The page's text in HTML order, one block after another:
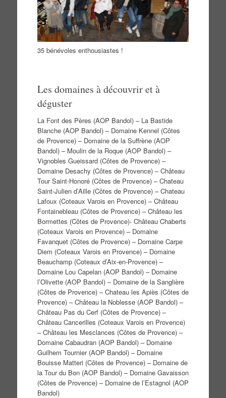
35 bénévoles enthousiastes !
Les domaines à découvrir et à
déguster
La Font des Pères (AOP Bandol) – La Bastide
Blanche (AOP Bandol) – Domaine Kennel (Côtes
de Provence) – Domaine de la Suffrène (AOP
Bandol) – Moulin de la Roque (AOP Bandol) –
Vignobles Gueissard (Côtes de Provence) –
Domaine Desachy (Côtes de Provence) – Château
Tour Saint-Honoré (Côtes de Provence) – Chateau
Saint-Julien d’Aille (Côtes de Provence) – Chateau
Lafoux (Coteaux Varois en Provence) – Château
Fontainebleau (Côtes de Provence) – Château les
Bormettes (Côtes de Provence)- Château Chaberts
(Coteaux Varois en Provence) – Domaine
Favanquet (Côtes de Provence) – Domaine Carpe
Diem (Coteaux Varois en Provence) – Domaine
Beauchamp (Coteaux d’Aix-en-Provence) –
Domaine Lou Capelan (AOP Bandol) – Domaine
l’Olivette (AOP Bandol) – Domaine de la Sanglière
(Côtes de Provence) – Chateau les Apiès (Côtes de
Provence) – Château la Noblesse (AOP Bandol) –
Château Pas du Cerf (Côtes de Provence) –
Château Cancerilles (Coteaux Varois en Provence)
– Château les Mesclances (Côtes de Provence) –
Domaine Cabaudran (AOP Bandol) – Domaine
Guilhem Tournier (AOP Bandol) – Domaine
Bouisse Matteri (Côtes de Provence) – Domaine de
la Tour du Bon (AOP Bandol) – Domaine Gavaisson
(Côtes de Provence) – Domaine de l’Estagnol (AOP
Bandol)